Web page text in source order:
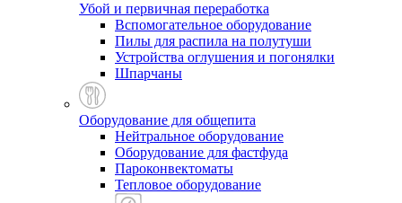
Убой и первичная переработка
Вспомогательное оборудование
Пилы для распила на полутуши
Устройства оглушения и погонялки
Шпарчаны
Оборудование для общепита
Нейтральное оборудование
Оборудование для фастфуда
Пароконвектоматы
Тепловое оборудование